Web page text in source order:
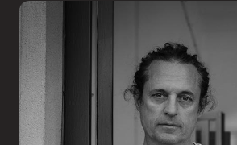
Academias
Archivo